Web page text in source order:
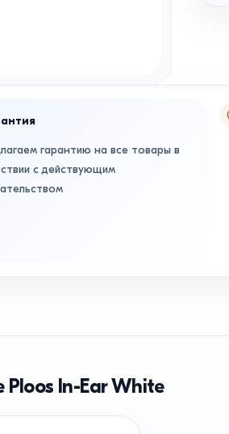
гарантию на все товары в
с действующим
In-Ear White